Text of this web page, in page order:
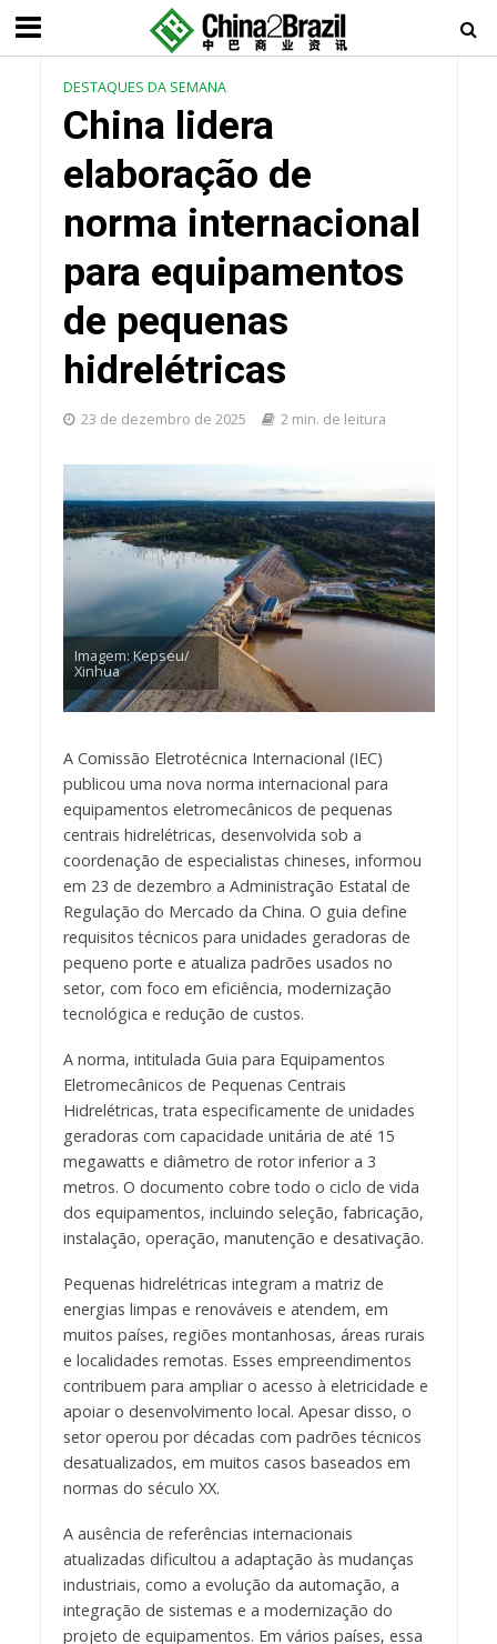
DESTAQUES DA SEMANA
China lidera
elaboração de
norma internacional
para equipamentos
de pequenas
hidrelétricas
23 de dezembro de 2025 2 min. de leitura
Imagem: Kepseu/
Xinhua
A Comissão Eletrotécnica Internacional (IEC)
publicou uma nova norma internacional para
equipamentos eletromecânicos de pequenas
centrais hidrelétricas, desenvolvida sob a
coordenação de especialistas chineses, informou
em 23 de dezembro a Administração Estatal de
Regulação do Mercado da China. O guia define
requisitos técnicos para unidades geradoras de
pequeno porte e atualiza padrões usados no
setor, com foco em eficiência, modernização
tecnológica e redução de custos.
A norma, intitulada Guia para Equipamentos
Eletromecânicos de Pequenas Centrais
Hidrelétricas, trata especificamente de unidades
geradoras com capacidade unitária de até 15
megawatts e diâmetro de rotor inferior a 3
metros. O documento cobre todo o ciclo de vida
dos equipamentos, incluindo seleção, fabricação,
instalação, operação, manutenção e desativação.
Pequenas hidrelétricas integram a matriz de
energias limpas e renováveis e atendem, em
muitos países, regiões montanhosas, áreas rurais
e localidades remotas. Esses empreendimentos
contribuem para ampliar o acesso à eletricidade e
apoiar o desenvolvimento local. Apesar disso, o
setor operou por décadas com padrões técnicos
desatualizados, em muitos casos baseados em
normas do século XX.
A ausência de referências internacionais
atualizadas dificultou a adaptação às mudanças
industriais, como a evolução da automação, a
integração de sistemas e a modernização do
projeto de equipamentos. Em vários países, essa